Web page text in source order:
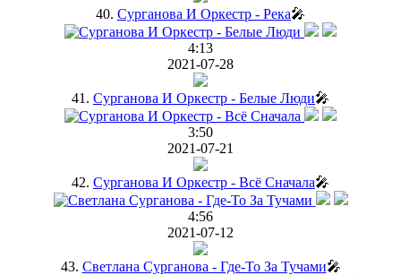
40. Сурганова И Оркестр - Река🎤
4:13
2021-07-28
41. Сурганова И Оркестр - Белые Люди🎤
3:50
2021-07-21
42. Сурганова И Оркестр - Всё Сначала🎤
4:56
2021-07-12
43. Светлана Сурганова - Где-То За Тучами🎤